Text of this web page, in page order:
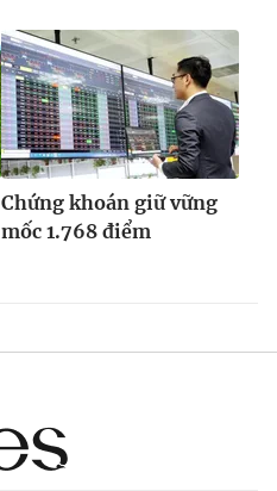
Chứng khoán giữ vững
mốc 1.768 điểm